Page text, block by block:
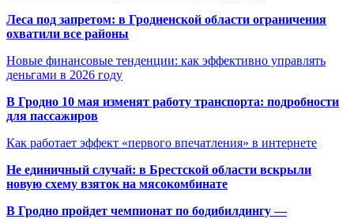
Леса под запретом: в Гродненской области ограничения
охватили все районы
Новые финансовые тенденции: как эффективно управлять
деньгами в 2026 году
В Гродно 10 мая изменят работу транспорта: подробности
для пассажиров
Как работает эффект «первого впечатления» в интернете
Не единичный случай: в Брестской области вскрыли
новую схему взяток на мясокомбинате
В Гродно пройдет чемпионат по бодибилдингу —